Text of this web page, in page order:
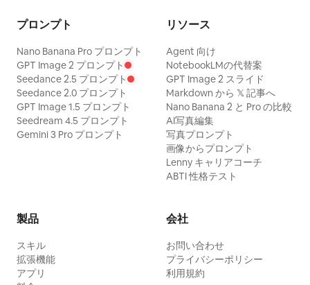
プロンプト
Nano Banana Pro プロンプト
GPT Image 2 プロンプト
Seedance 2.5 プロンプト
Seedance 2.0 プロンプト
GPT Image 1.5 プロンプト
Seedream 4.5 プロンプト
Gemini 3 Pro プロンプト
リソース
Agent 向け
NotebookLMの代替案
GPT Image 2 スライド
Markdown から 𝕏 記事へ
Nano Banana 2 と Pro の比較
AI写真編集
写真プロンプト
画像からプロンプト
Lenny キャリアコーチ
ABTI 性格テスト
製品
スキル
拡張機能
アプリ
会社
お問い合わせ
プライバシーポリシー
利用規約